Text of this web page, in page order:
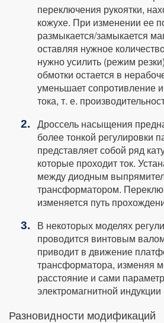
переключения рукоятки,
кожухе. При изменении ее
размыкается/замыкается
оставляя нужное
нужно усилить (режим
обмотки остается в
уменьшает сопротивление
тока, т. е.
Дроссель насыщения
более тонкой регулировки
представляет собой ряд
которые проходит ток.
между диодным
трансформатором.
изменяется путь
В некоторых моделях
проводится винтовым
приводит в движение
трансформатора, изменяя
расстояние и сами
электромагнитной
Разновидности модификаций